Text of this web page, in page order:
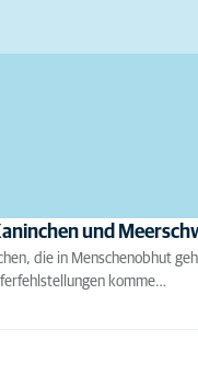
und
die in Menschenobhut
komme…